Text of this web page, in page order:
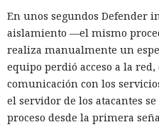
En unos segundos Defender
aislamiento —el mismo
realiza manualmente un
equipo perdió acceso a la
comunicación con los
el servidor de los atacantes
proceso desde la primera